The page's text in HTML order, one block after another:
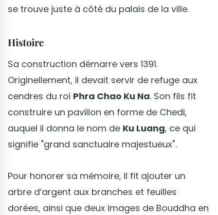
se trouve juste à côté du palais de la ville.
Histoire
Sa construction démarre vers 1391.
Originellement, il devait servir de refuge aux
cendres du roi Phra Chao Ku Na. Son fils fit
construire un pavillon en forme de Chedi,
auquel il donna le nom de Ku Luang, ce qui
signifie "grand sanctuaire majestueux".
Pour honorer sa mémoire, il fit ajouter un
arbre d’argent aux branches et feuilles
dorées, ainsi que deux images de Bouddha en